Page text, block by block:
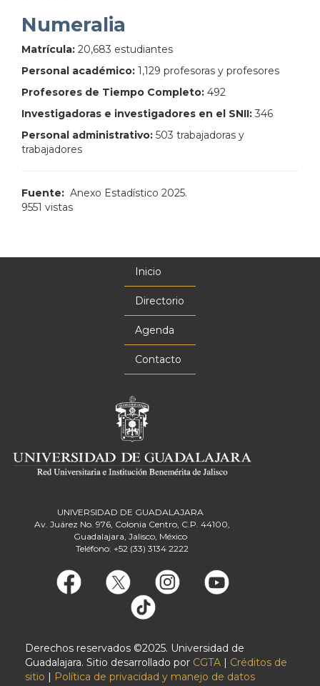
Numeralia
Matrícula: 20,683 estudiantes
Personal académico: 1,129 profesoras y profesores
Profesores de Tiempo Completo: 492
Investigadoras e investigadores en el SNII: 346
Personal administrativo: 503 trabajadoras y
trabajadores
Fuente: Anexo Estadístico 2025.
9551 vistas
Inicio
Directorio
Agenda
Contacto
UNIVERSIDAD DE GUADALAJARA
Av. Juárez No. 976, Colonia Centro, C.P. 44100,
Guadalajara, Jalisco, México
Teléfono: +52 (33) 3134 2222
Derechos reservados ©2025. Universidad de
Guadalajara. Sitio desarrollado por CGTA | Créditos de
sitio | Política de privacidad y manejo de datos